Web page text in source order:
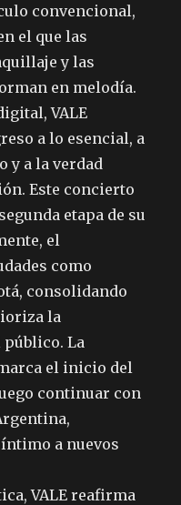
convencional,
el que las
y las
en melodía.
VALE
a lo esencial, a
y a la verdad
Este concierto
etapa de su
el
como
consolidando
la
La
el inicio del
continuar con
a nuevos
VALE reafirma